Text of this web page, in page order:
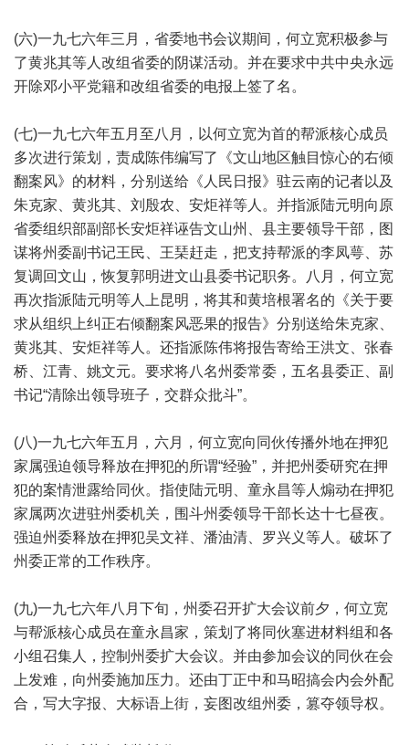
(六)一九七六年三月，省委地书会议期间，何立宽积极参与
了黄兆其等人改组省委的阴谋活动。并在要求中共中央永远
开除邓小平党籍和改组省委的电报上签了名。
(七)一九七六年五月至八月，以何立宽为首的帮派核心成员
多次进行策划，责成陈伟编写了《文山地区触目惊心的右倾
翻案风》的材料，分别送给《人民日报》驻云南的记者以及
朱克家、黄兆其、刘殷农、安炬祥等人。并指派陆元明向原
省委组织部副部长安炬祥诬告文山州、县主要领导干部，图
谋将州委副书记王民、王琹赶走，把支持帮派的李凤萼、苏
复调回文山，恢复郭明进文山县委书记职务。八月，何立宽
再次指派陆元明等人上昆明，将其和黄培根署名的《关于要
求从组织上纠正右倾翻案风恶果的报告》分别送给朱克家、
黄兆其、安炬祥等人。还指派陈伟将报告寄给王洪文、张春
桥、江青、姚文元。要求将八名州委常委，五名县委正、副
书记“清除出领导班子，交群众批斗”。
(八)一九七六年五月，六月，何立宽向同伙传播外地在押犯
家属强迫领导释放在押犯的所谓“经验”，并把州委研究在押
犯的案情泄露给同伙。指使陆元明、童永昌等人煽动在押犯
家属两次进驻州委机关，围斗州委领导干部长达十七昼夜。
强迫州委释放在押犯吴文祥、潘油清、罗兴义等人。破坏了
州委正常的工作秩序。
(九)一九七六年八月下旬，州委召开扩大会议前夕，何立宽
与帮派核心成员在童永昌家，策划了将同伙塞进材料组和各
小组召集人，控制州委扩大会议。并由参加会议的同伙在会
上发难，向州委施加压力。还由丁正中和马昭搞会内会外配
合，写大字报、大标语上街，妄图改组州委，篡夺领导权。